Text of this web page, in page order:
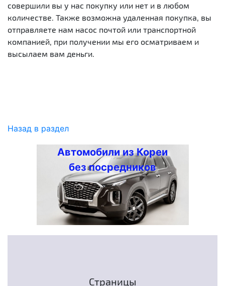
совершили вы у нас покупку или нет и в любом
количестве. Также возможна удаленная покупка, вы
отправляете нам насос почтой или транспортной
компанией, при получении мы его осматриваем и
высылаем вам деньги.
Назад в раздел
Автомобили из Кореи
без посредников
Страницы